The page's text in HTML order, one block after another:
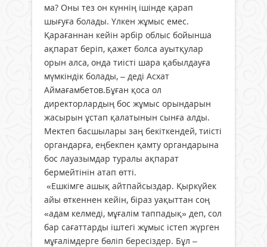
ма? Оны тез он күннің ішінде қарап
шығуға болады. Үлкен жұмыс емес.
Қарағаннан кейін әрбір облыс бойынша
ақпарат беріп, қажет болса ауытқулар
орын алса, онда тиісті шара қабылдауға
мүмкіндік болады, – деді Асхат
Аймағамбетов.Бұған қоса ол
директорлардың бос жұмыс орындарын
жасырын ұстап қалатынын сынға алды.
Мектеп басшылары заң бекіткендей, тиісті
органдарға, еңбекпен қамту органдарына
бос лауазымдар туралы ақпарат
бермейтінін атап өтті.
«Ешкімге ашық айтпайсыздар. Қыркүйек
айы өткеннен кейін, біраз уақыттан соң
«адам келмеді, мұғалім таппадық» деп, сол
бар сағаттарды іштегі жұмыс істеп жүрген
мұғалімдерге бөліп бересіздер. Бұл –